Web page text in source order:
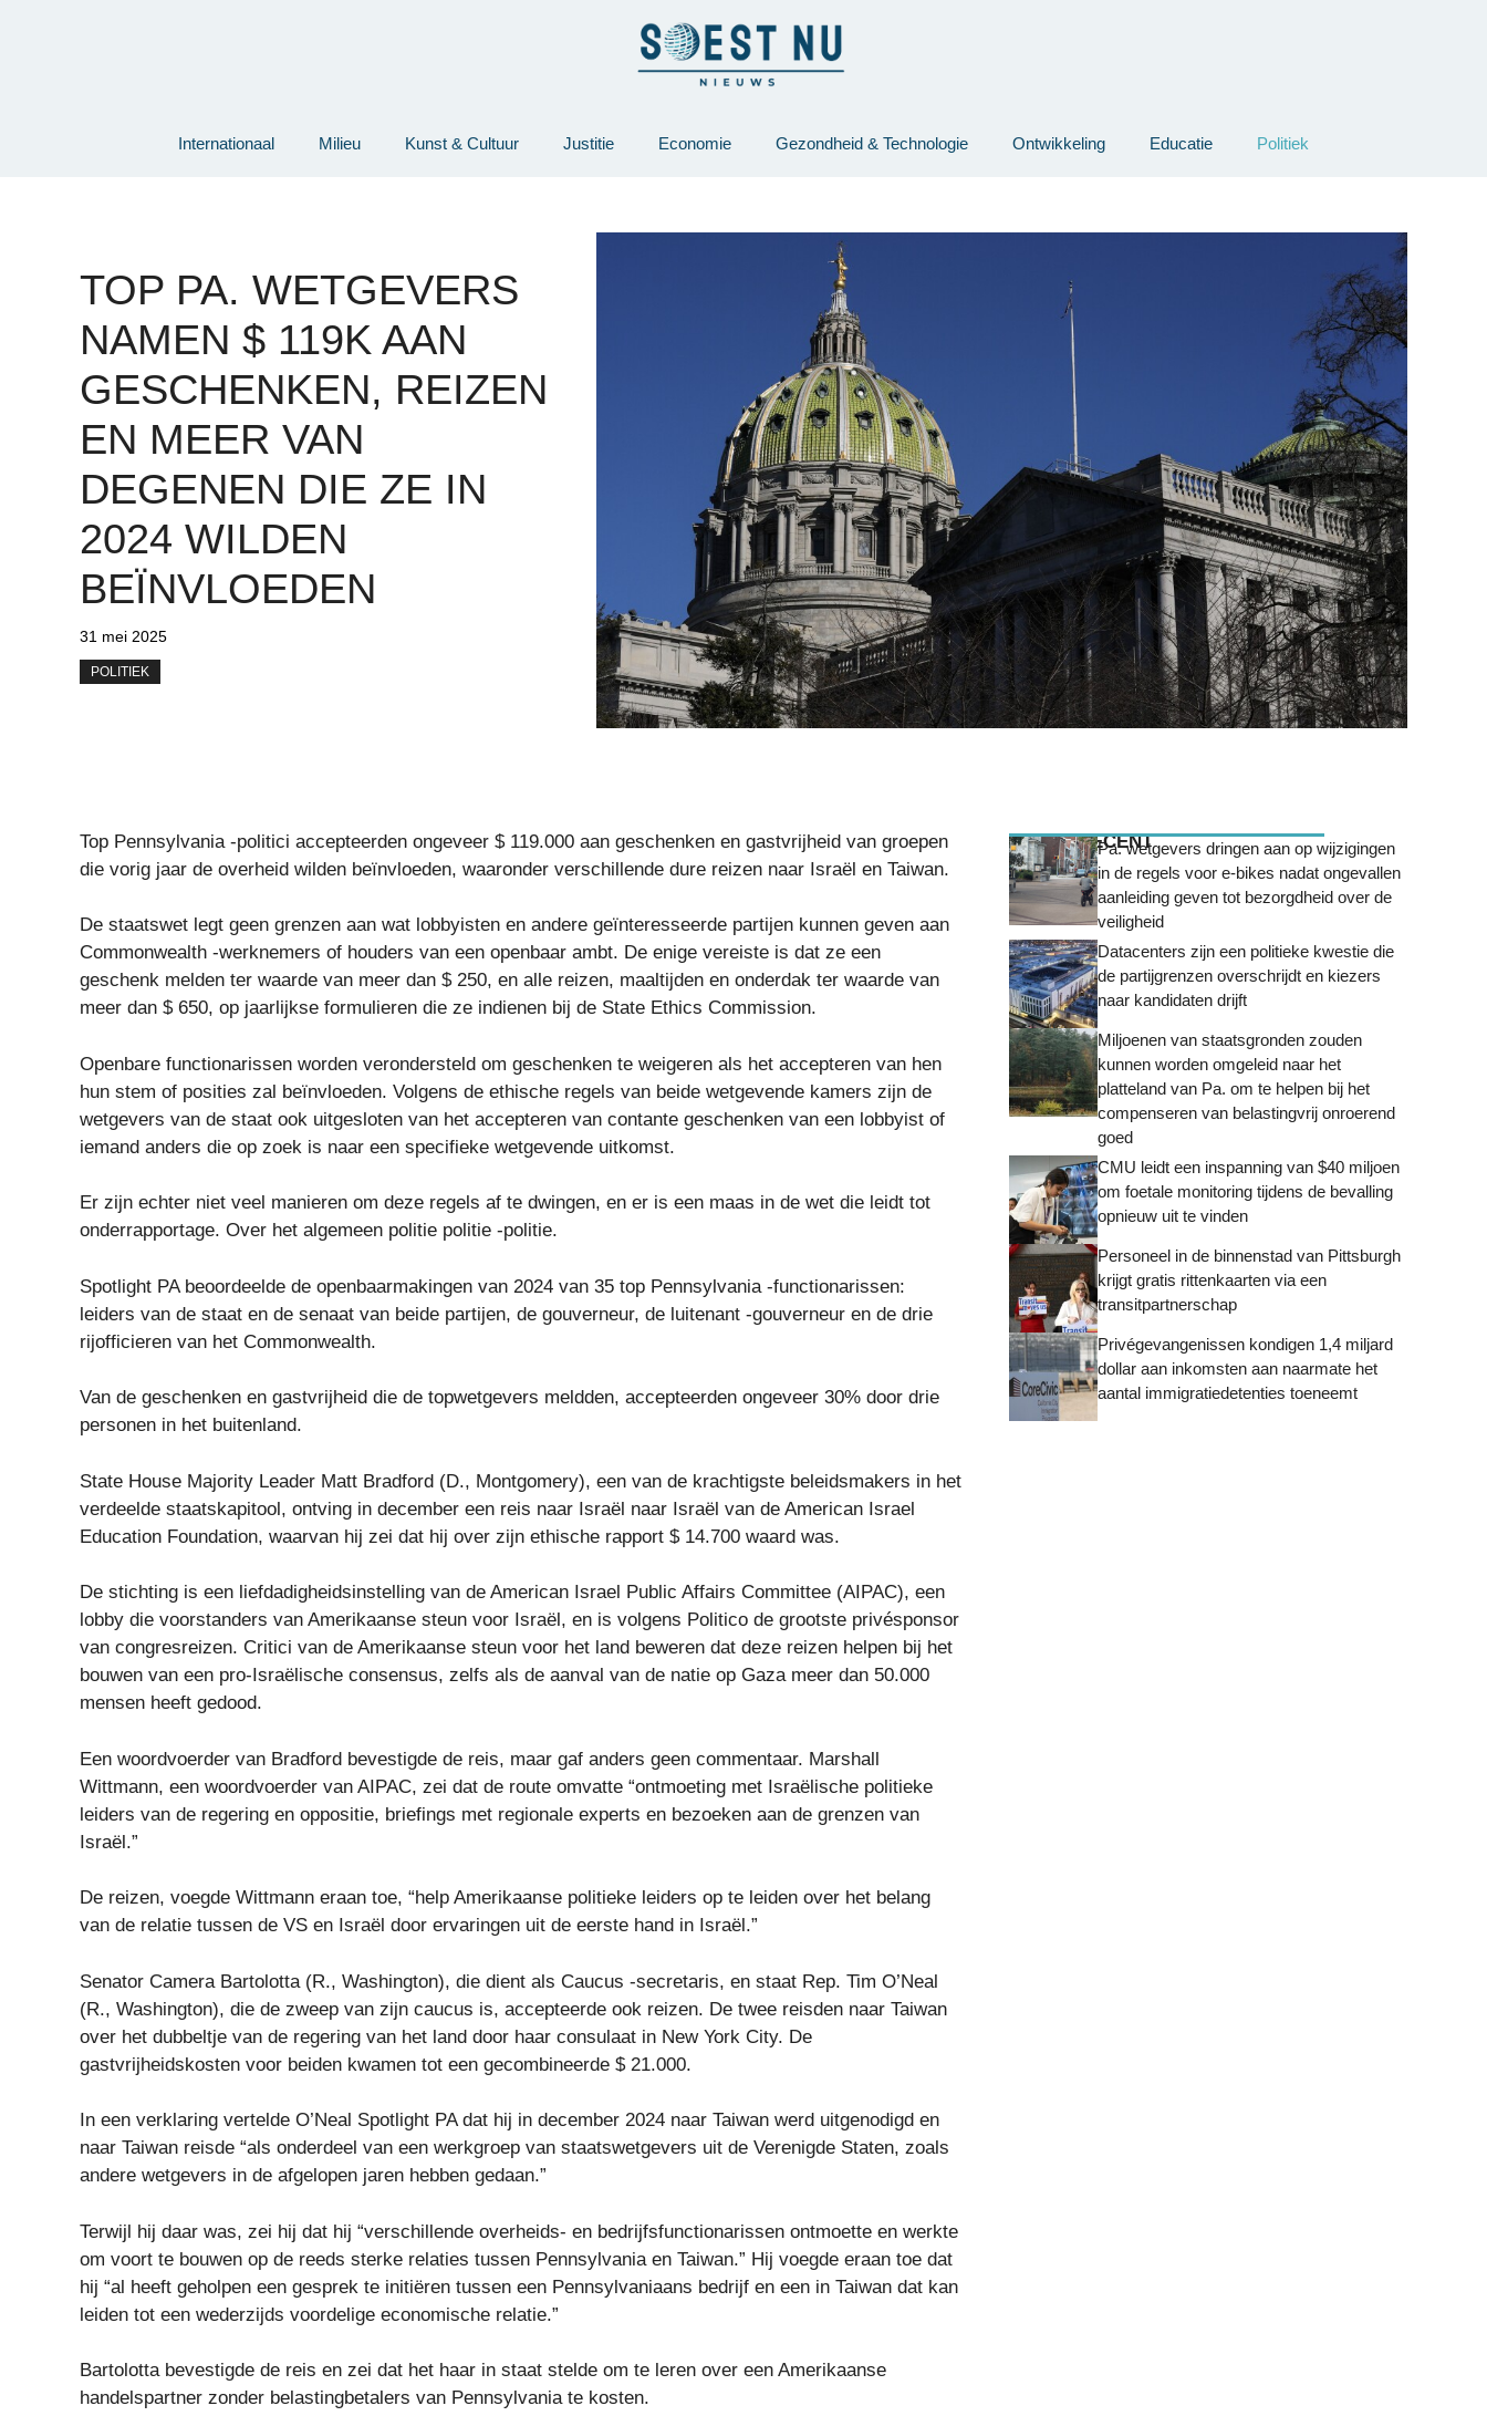
Internationaal Milieu Kunst & Cultuur Justitie Economie Gezondheid & Technologie Ontwikkeling Educatie Politiek
TOP PA. WETGEVERS
NAMEN $ 119K AAN
GESCHENKEN, REIZEN
EN MEER VAN
DEGENEN DIE ZE IN
2024 WILDEN
BEÏNVLOEDEN
31 mei 2025
POLITIEK
Top Pennsylvania -politici accepteerden ongeveer $ 119.000 aan geschenken en gastvrijheid van groepen
die vorig jaar de overheid wilden beïnvloeden, waaronder verschillende dure reizen naar Israël en Taiwan.
De staatswet legt geen grenzen aan wat lobbyisten en andere geïnteresseerde partijen kunnen geven aan
Commonwealth -werknemers of houders van een openbaar ambt. De enige vereiste is dat ze een
geschenk melden ter waarde van meer dan $ 250, en alle reizen, maaltijden en onderdak ter waarde van
meer dan $ 650, op jaarlijkse formulieren die ze indienen bij de State Ethics Commission.
Openbare functionarissen worden verondersteld om geschenken te weigeren als het accepteren van hen
hun stem of posities zal beïnvloeden. Volgens de ethische regels van beide wetgevende kamers zijn de
wetgevers van de staat ook uitgesloten van het accepteren van contante geschenken van een lobbyist of
iemand anders die op zoek is naar een specifieke wetgevende uitkomst.
Er zijn echter niet veel manieren om deze regels af te dwingen, en er is een maas in de wet die leidt tot
onderrapportage. Over het algemeen politie politie -politie.
Spotlight PA beoordeelde de openbaarmakingen van 2024 van 35 top Pennsylvania -functionarissen:
leiders van de staat en de senaat van beide partijen, de gouverneur, de luitenant -gouverneur en de drie
rijofficieren van het Commonwealth.
Van de geschenken en gastvrijheid die de topwetgevers meldden, accepteerden ongeveer 30% door drie
personen in het buitenland.
State House Majority Leader Matt Bradford (D., Montgomery), een van de krachtigste beleidsmakers in het
verdeelde staatskapitool, ontving in december een reis naar Israël naar Israël van de American Israel
Education Foundation, waarvan hij zei dat hij over zijn ethische rapport $ 14.700 waard was.
De stichting is een liefdadigheidsinstelling van de American Israel Public Affairs Committee (AIPAC), een
lobby die voorstanders van Amerikaanse steun voor Israël, en is volgens Politico de grootste privésponsor
van congresreizen. Critici van de Amerikaanse steun voor het land beweren dat deze reizen helpen bij het
bouwen van een pro-Israëlische consensus, zelfs als de aanval van de natie op Gaza meer dan 50.000
mensen heeft gedood.
Een woordvoerder van Bradford bevestigde de reis, maar gaf anders geen commentaar. Marshall
Wittmann, een woordvoerder van AIPAC, zei dat de route omvatte “ontmoeting met Israëlische politieke
leiders van de regering en oppositie, briefings met regionale experts en bezoeken aan de grenzen van
Israël.”
De reizen, voegde Wittmann eraan toe, “help Amerikaanse politieke leiders op te leiden over het belang
van de relatie tussen de VS en Israël door ervaringen uit de eerste hand in Israël.”
Senator Camera Bartolotta (R., Washington), die dient als Caucus -secretaris, en staat Rep. Tim O’Neal
(R., Washington), die de zweep van zijn caucus is, accepteerde ook reizen. De twee reisden naar Taiwan
over het dubbeltje van de regering van het land door haar consulaat in New York City. De
gastvrijheidskosten voor beiden kwamen tot een gecombineerde $ 21.000.
In een verklaring vertelde O’Neal Spotlight PA dat hij in december 2024 naar Taiwan werd uitgenodigd en
naar Taiwan reisde “als onderdeel van een werkgroep van staatswetgevers uit de Verenigde Staten, zoals
andere wetgevers in de afgelopen jaren hebben gedaan.”
Terwijl hij daar was, zei hij dat hij “verschillende overheids- en bedrijfsfunctionarissen ontmoette en werkte
om voort te bouwen op de reeds sterke relaties tussen Pennsylvania en Taiwan.” Hij voegde eraan toe dat
hij “al heeft geholpen een gesprek te initiëren tussen een Pennsylvaniaans bedrijf en een in Taiwan dat kan
leiden tot een wederzijds voordelige economische relatie.”
Bartolotta bevestigde de reis en zei dat het haar in staat stelde om te leren over een Amerikaanse
handelspartner zonder belastingbetalers van Pennsylvania te kosten.
MEEST RECENTPa. wetgevers dringen aan op wijzigingen
in de regels voor e-bikes nadat ongevallen
aanleiding geven tot bezorgdheid over de
veiligheid
Datacenters zijn een politieke kwestie die
de partijgrenzen overschrijdt en kiezers
naar kandidaten drijft
Miljoenen van staatsgronden zouden
kunnen worden omgeleid naar het
platteland van Pa. om te helpen bij het
compenseren van belastingvrij onroerend
goed
CMU leidt een inspanning van $40 miljoen
om foetale monitoring tijdens de bevalling
opnieuw uit te vinden
Personeel in de binnenstad van Pittsburgh
krijgt gratis rittenkaarten via een
transitpartnerschap
Privégevangenissen kondigen 1,4 miljard
dollar aan inkomsten aan naarmate het
aantal immigratiedetenties toeneemt